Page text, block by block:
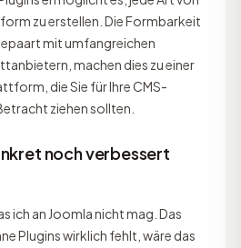
zu erstellen. Die Formbarkeit
mit umfangreichen
machen dies zu einer
die Sie für Ihre CMS-
ziehen sollten.
noch verbessert
ich an Joomla nicht mag. Das
Plugins wirklich fehlt, wäre das